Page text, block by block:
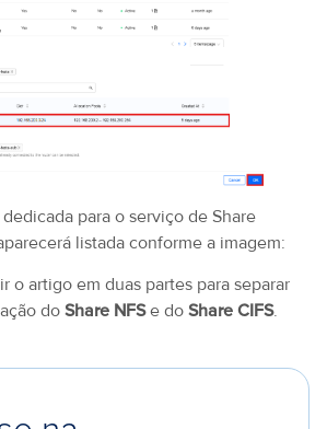
para o serviço de Share
listada conforme a imagem:
o artigo em duas partes para separar
do Share NFSe do Share CIFS.